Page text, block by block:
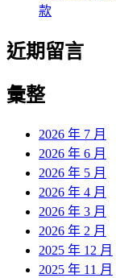
款
近期留言
彙整
2026 年 7 月
2026 年 6 月
2026 年 5 月
2026 年 4 月
2026 年 3 月
2026 年 2 月
2025 年 12 月
2025 年 11 月